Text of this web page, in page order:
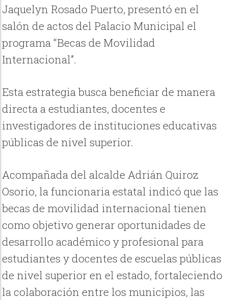
Jaquelyn Rosado Puerto, presentó en el
salón de actos del Palacio Municipal el
programa “Becas de Movilidad
Internacional”.
Esta estrategia busca beneficiar de manera
directa a estudiantes, docentes e
investigadores de instituciones educativas
públicas de nivel superior.
Acompañada del alcalde Adrián Quiroz
Osorio, la funcionaria estatal indicó que las
becas de movilidad internacional tienen
como objetivo generar oportunidades de
desarrollo académico y profesional para
estudiantes y docentes de escuelas públicas
de nivel superior en el estado, fortaleciendo
la colaboración entre los municipios, las